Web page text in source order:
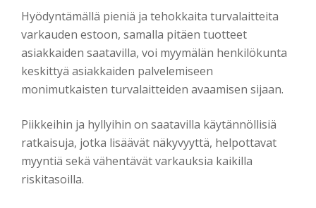
Hyödyntämällä pieniä ja tehokkaita turvalaitteita
varkauden estoon, samalla pitäen tuotteet
asiakkaiden saatavilla, voi myymälän henkilökunta
keskittyä asiakkaiden palvelemiseen
monimutkaisten turvalaitteiden avaamisen sijaan.
Piikkeihin ja hyllyihin on saatavilla käytännöllisiä
ratkaisuja, jotka lisäävät näkyvyyttä, helpottavat
myyntiä sekä vähentävät varkauksia kaikilla
riskitasoilla.